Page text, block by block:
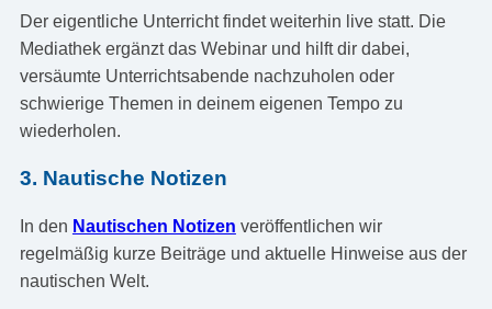
Der eigentliche Unterricht findet weiterhin live statt. Die
Mediathek ergänzt das Webinar und hilft dir dabei,
versäumte Unterrichtsabende nachzuholen oder
schwierige Themen in deinem eigenen Tempo zu
wiederholen.
3. Nautische Notizen
In den Nautischen Notizen veröffentlichen wir
regelmäßig kurze Beiträge und aktuelle Hinweise aus der
nautischen Welt.